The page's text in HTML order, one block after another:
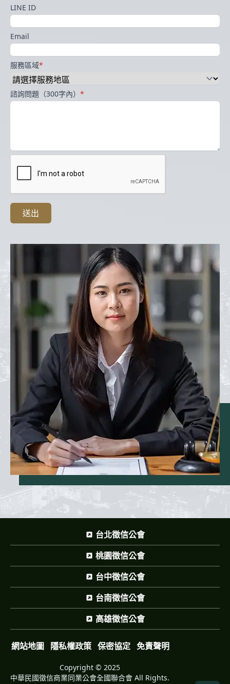
LINE ID
Email
服務區域*
諮詢問題（300字內） *
送出
台北徵信公會
桃園徵信公會
台中徵信公會
台南徵信公會
高雄徵信公會
網站地圖 隱私權政策 保密協定 免責聲明
Copyright © 2025
中華民國徵信商業同業公會全國聯合會 All Rights.